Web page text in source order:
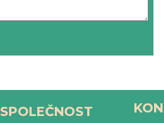
SPOLEČNOST